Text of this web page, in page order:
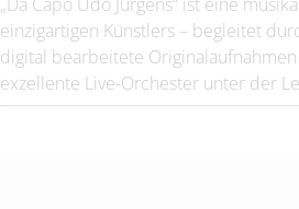
einzigartigen Künstlers – begleitet
digital bearbeitete
exzellente Live-Orchester unter der